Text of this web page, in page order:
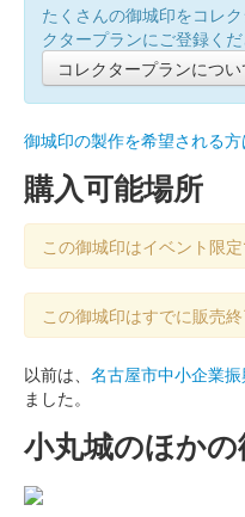
たくさんの御城印をコレ
クタープランにご登録くだ
コレクタープランについ
御城印の製作を希望される方
購入可能場所
この御城印はイベント限
この御城印はすでに販売
以前は、 名古屋市中小企業
ました。
小丸城のほか